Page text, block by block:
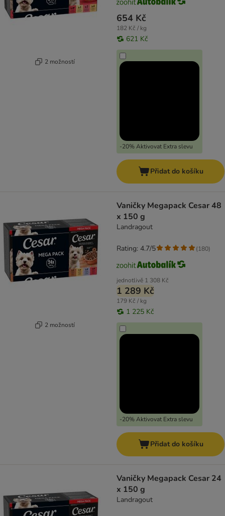
2 možností
654 Kč
182 Kč / kg
621 Kč
-20% Aktivovat Extra slevu
Přidat do košíku
2 možností
Vaničky Megapack Cesar 48
x 150 g
Landragout
jednotlivě 1 308 Kč
1 289 Kč
179 Kč / kg
1 225 Kč
-20% Aktivovat Extra slevu
Rating: 4.7/5 (180)
Přidat do košíku
Vaničky Megapack Cesar 24
x 150 g
Landragout